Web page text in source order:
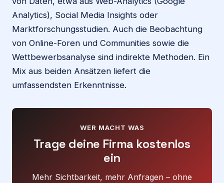
Analytics), Social Media Insights oder
Marktforschungsstudien. Auch die Beobachtung
von Online-Foren und Communities sowie die
Wettbewerbsanalyse sind indirekte Methoden. Ein
Mix aus beiden Ansätzen liefert die
umfassendsten Erkenntnisse.
WER MACHT WAS
Trage deine Firma kostenlos
ein
Mehr Sichtbarkeit, mehr Anfragen – ohne